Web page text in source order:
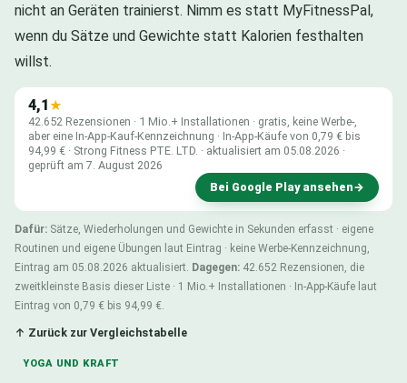
nicht an Geräten trainierst. Nimm es statt MyFitnessPal,
wenn du Sätze und Gewichte statt Kalorien festhalten
willst.
4,1★
42.652 Rezensionen · 1 Mio.+ Installationen · gratis, keine Werbe-,
aber eine In-App-Kauf-Kennzeichnung · In-App-Käufe von 0,79 € bis
94,99 € · Strong Fitness PTE. LTD. · aktualisiert am 05.08.2026 ·
geprüft am 7. August 2026
Bei Google Play ansehen→
Dafür: Sätze, Wiederholungen und Gewichte in Sekunden erfasst · eigene
Routinen und eigene Übungen laut Eintrag · keine Werbe-Kennzeichnung,
Eintrag am 05.08.2026 aktualisiert. Dagegen: 42.652 Rezensionen, die
zweitkleinste Basis dieser Liste · 1 Mio.+ Installationen · In-App-Käufe laut
Eintrag von 0,79 € bis 94,99 €.
↑ Zurück zur Vergleichstabelle
YOGA UND KRAFT